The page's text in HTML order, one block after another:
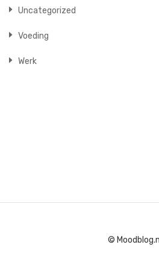
Uncategorized
Voeding
Werk
© Moodblog.nl